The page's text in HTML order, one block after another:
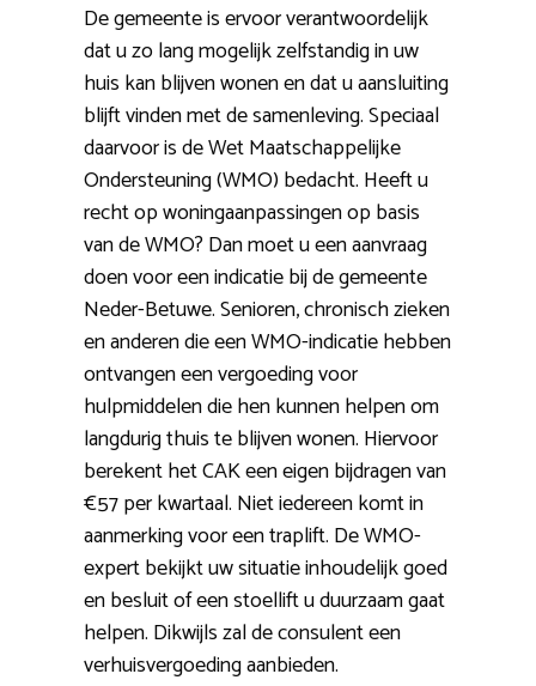
De gemeente is ervoor verantwoordelijk
dat u zo lang mogelijk zelfstandig in uw
huis kan blijven wonen en dat u aansluiting
blijft vinden met de samenleving. Speciaal
daarvoor is de Wet Maatschappelijke
Ondersteuning (WMO) bedacht. Heeft u
recht op woningaanpassingen op basis
van de WMO? Dan moet u een aanvraag
doen voor een indicatie bij de gemeente
Neder-Betuwe. Senioren, chronisch zieken
en anderen die een WMO-indicatie hebben
ontvangen een vergoeding voor
hulpmiddelen die hen kunnen helpen om
langdurig thuis te blijven wonen. Hiervoor
berekent het CAK een eigen bijdragen van
€57 per kwartaal. Niet iedereen komt in
aanmerking voor een traplift. De WMO-
expert bekijkt uw situatie inhoudelijk goed
en besluit of een stoellift u duurzaam gaat
helpen. Dikwijls zal de consulent een
verhuisvergoeding aanbieden.